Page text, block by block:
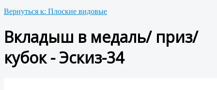
Вернуться к: Плоские видовые
Вкладыш в медаль/ приз/
кубок - Эскиз-34